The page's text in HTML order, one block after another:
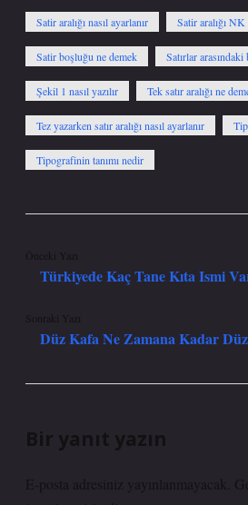
Satir aralığı nasıl ayarlanır Satir aralığı
Satir boşluğu ne demek Satırlar arasındaki
Şekil 1 nasıl yazılır Tek satır aralığı ne
Tez yazarken satır aralığı nasıl ayarlanır
Tipografinin tanımı nedir
Önceki Yazı
Türkiyede Kaç Tane Kıta Ismi
Sonraki Yazı
Düz Kafa Ne Zamana Kadar
Bir yanıt yazın
E-posta adresiniz yayınlanmayacak.